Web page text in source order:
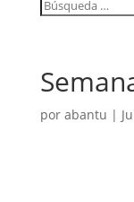
por abantu |